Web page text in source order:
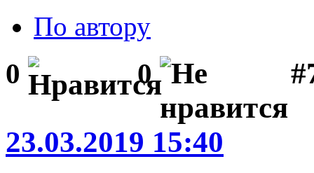
По автору
0 0
23.03.2019 15:40